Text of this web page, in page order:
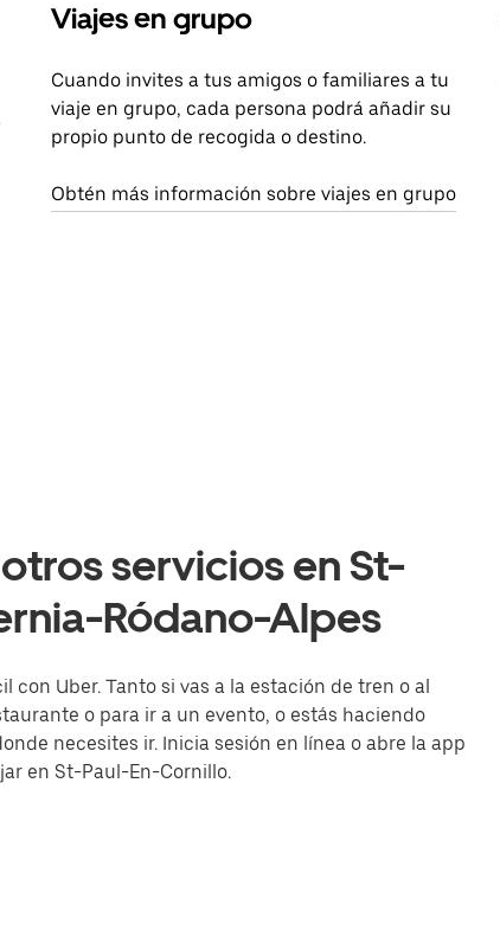
Viajes en grupo
Cuando invites a tus amigos o familiares a tu
viaje en grupo, cada persona podrá añadir su
propio punto de recogida o destino.
Obtén más información sobre viajes en grupo
servicios en St-
Ródano-Alpes
Uber. Tanto si vas a la estación de tren o al
o para ir a un evento, o estás haciendo
necesites ir. Inicia sesión en línea o abre la app
en St-Paul-En-Cornillo.